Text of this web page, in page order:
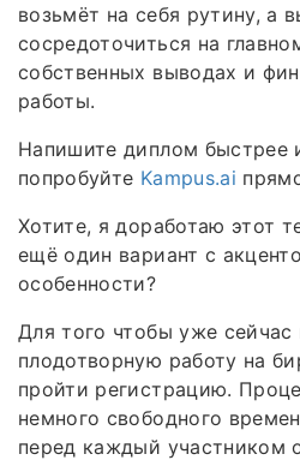
возьмёт на себя рутину, а
сосредоточиться на
собственных выводах и
работы.
Напишите диплом быстрее
попробуйте Kampus.ai
Хотите, я доработаю этот
ещё один вариант с
особенности?
Для того чтобы уже сейчас
плодотворную работу на
пройти регистрацию.
немного свободного
перед каждый участником